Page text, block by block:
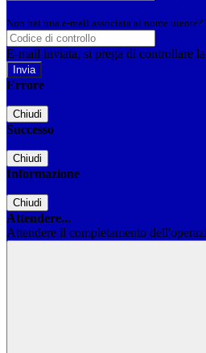
Non hai una e-mail associata al nome
E-mail inviata, si prega di controllare
Errore
Chiudi
Successo
Chiudi
Informazione
Chiudi
Attendere...
Attendere il completamento